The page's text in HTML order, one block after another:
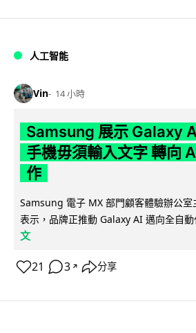
人工智能
Vin 14 小時
Samsung 展示 Galaxy
手機毋須輸入文字 轉向
作
Samsung 電子 MX 部門顧客體驗辦公室
表示，品牌正推動 Galaxy AI 邁向全自
文
21 3 ↗ 分享